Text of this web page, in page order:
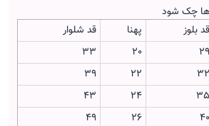
ها چک شود
قد بلوز پهنا
قد شلوار
29
20
33
32
22
39
35
24
43
40
26
49